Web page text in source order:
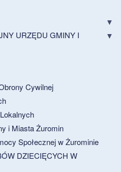
URZĘDU GMINY I
Cywilnej
i Miasta Żuromin
Społecznej w Żurominie
DZIECIĘCYCH W